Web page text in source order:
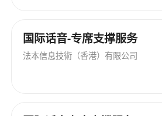
国际话音-专席支撑服务
法本信息技術（香港）有限公司